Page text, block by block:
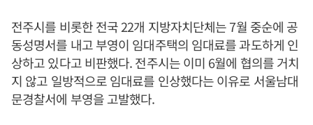
전주시를 비롯한 전국 22개 지방자치단체는 7월 중순에 공
동성명서를 내고 부영이 임대주택의 임대료를 과도하게 인
상하고 있다고 비판했다. 전주시는 이미 6월에 협의를 거치
지 않고 일방적으로 임대료를 인상했다는 이유로 서울남대
문경찰서에 부영을 고발했다.